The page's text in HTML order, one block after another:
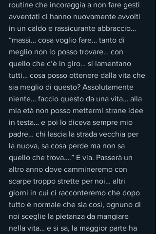
routine che incoraggia a non fare gesti
avventati ci hanno nuovamente avvolti
in un caldo e rassicurante abbraccio…
“massì… cosa voglio fare… tanto di
meglio non lo posso trovare… con
quello che c’è in giro… si lamentano
tutti… cosa posso ottenere dalla vita che
sia meglio di questo? Assolutamente
niente… faccio questo da una vita… alla
mia età non posso mettermi strane idee
in testa… e poi lo diceva sempre mio
padre… chi lascia la strada vecchia per
la nuova, sa cosa perde ma non sa
quello che trova….” E via. Passerà un
altro anno dove cammineremo con
scarpe troppo strette per noi… altri
giorni in cui ci racconteremo che dopo
tutto è normale che sia così, ognuno di
noi sceglie la pietanza da mangiare
nella vita… e si sa, la maggior parte ha